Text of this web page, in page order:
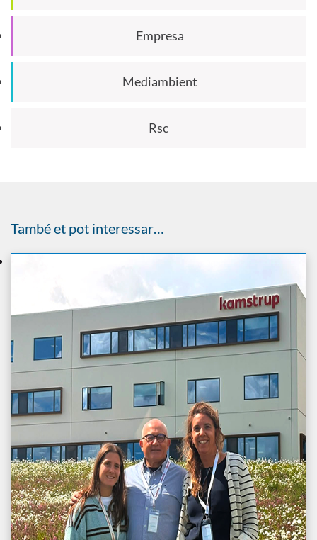
Empresa
Mediambient
Rsc
També et pot interessar…